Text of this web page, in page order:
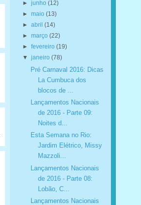
► junho (12)
► maio (13)
► abril (14)
► março (22)
► fevereiro (19)
▼ janeiro (78)
Pré Carnaval 2016: Dicas
La Cumbuca dos
blocos de ...
Lançamentos Nacionais
de 2016 - Parte 09:
Noites d...
Esta Semana no Rio:
Jardim Elétrico, Missy
Mazzoli...
Lançamentos Nacionais
de 2016 - Parte 08:
Lobão, C...
Lançamentos Nacionais